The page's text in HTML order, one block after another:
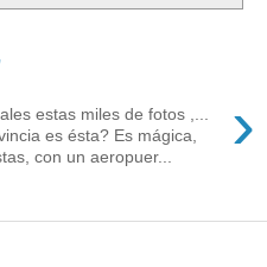
›
estas miles de fotos ,...
es ésta? Es mágica,
con un aeropuer...